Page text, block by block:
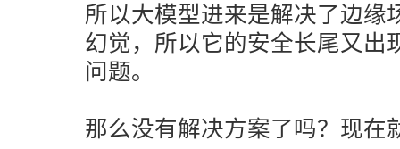
所以大模型进来是解决了边缘
幻觉，所以它的安全长尾又出
问题。
那么没有解决方案了吗？现在